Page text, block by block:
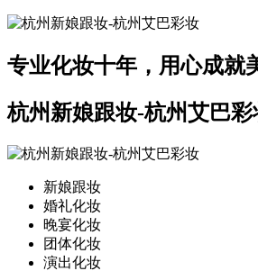
专业化妆十年，用心成就
杭州新娘跟妆-杭州艾巴彩
新娘跟妆
婚礼化妆
晚宴化妆
团体化妆
演出化妆